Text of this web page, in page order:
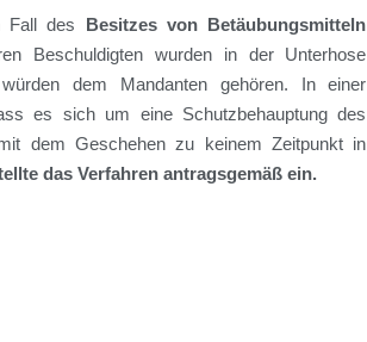
Fall des Besitzes von Betäubungsmitteln
Beschuldigten wurden in der Unterhose
dem Mandanten gehören. In einer
es sich um eine Schutzbehauptung des
dem Geschehen zu keinem Zeitpunkt in
das Verfahren antragsgemäß ein.